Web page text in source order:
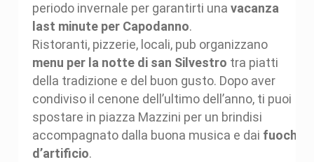
periodo invernale per garantirti unavacanza
last minute per Capodanno.
Ristoranti, pizzerie, locali, pub organizzano
menu per la notte di san Silvestro tra piatti
della tradizione e del buon gusto. Dopo aver
condiviso il cenone dell’ultimo dell’anno, ti puoi
spostare in piazza Mazzini per un brindisi
accompagnato dalla buona musica e dai fuochi
d’artificio.